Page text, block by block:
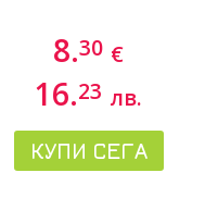
8.30 €
16.23 лв.
КУПИ СЕГА